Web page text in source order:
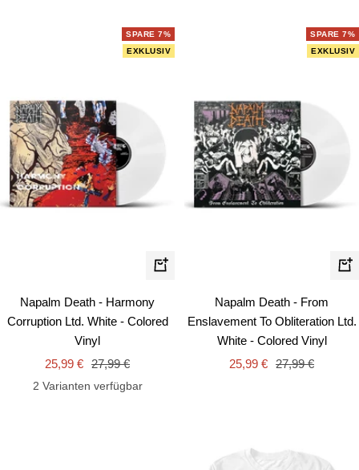
SPARE 7%
EXKLUSIV
In
Warenkorb
Napalm Death - Harmony
Corruption Ltd. White - Colored
Vinyl
Angebotspreis
25,99 € Regulärer
Preis
27,99 €
2 Varianten verfügbar
SPARE 7%
EXKLUSIV
In
Napalm Death - From
Enslavement To Obliteration Ltd.
White - Colored Vinyl
Angebotspreis
25,99 € Regulärer
27,99 €